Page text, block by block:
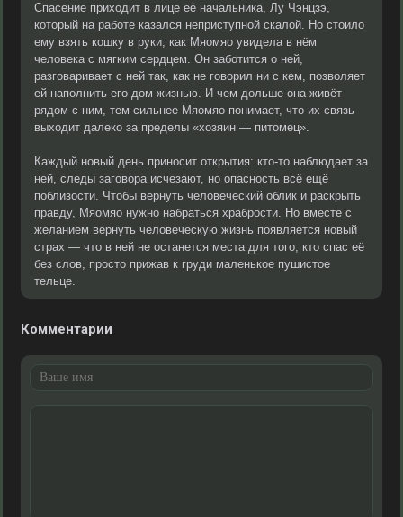
Спасение приходит в лице её начальника, Лу Чэнцзэ,
который на работе казался неприступной скалой. Но стоило
ему взять кошку в руки, как Мяомяо увидела в нём
человека с мягким сердцем. Он заботится о ней,
разговаривает с ней так, как не говорил ни с кем, позволяет
ей наполнить его дом жизнью. И чем дольше она живёт
рядом с ним, тем сильнее Мяомяо понимает, что их связь
выходит далеко за пределы «хозяин — питомец».
Каждый новый день приносит открытия: кто-то наблюдает за
ней, следы заговора исчезают, но опасность всё ещё
поблизости. Чтобы вернуть человеческий облик и раскрыть
правду, Мяомяо нужно набраться храбрости. Но вместе с
желанием вернуть человеческую жизнь появляется новый
страх — что в ней не останется места для того, кто спас её
без слов, просто прижав к груди маленькое пушистое
тельце.
Комментарии